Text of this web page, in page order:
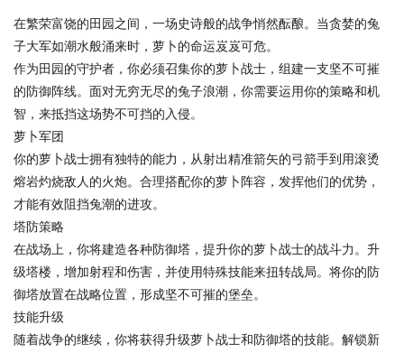
在繁荣富饶的田园之间，一场史诗般的战争悄然酝酿。当贪婪的兔
子大军如潮水般涌来时，萝卜的命运岌岌可危。
作为田园的守护者，你必须召集你的萝卜战士，组建一支坚不可摧
的防御阵线。面对无穷无尽的兔子浪潮，你需要运用你的策略和机
智，来抵挡这场势不可挡的入侵。
萝卜军团
你的萝卜战士拥有独特的能力，从射出精准箭矢的弓箭手到用滚烫
熔岩灼烧敌人的火炮。合理搭配你的萝卜阵容，发挥他们的优势，
才能有效阻挡兔潮的进攻。
塔防策略
在战场上，你将建造各种防御塔，提升你的萝卜战士的战斗力。升
级塔楼，增加射程和伤害，并使用特殊技能来扭转战局。将你的防
御塔放置在战略位置，形成坚不可摧的堡垒。
技能升级
随着战争的继续，你将获得升级萝卜战士和防御塔的技能。解锁新